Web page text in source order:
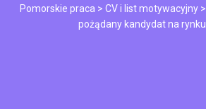
Pomorskie praca > CV i list motywacyjny >
pożądany kandydat na